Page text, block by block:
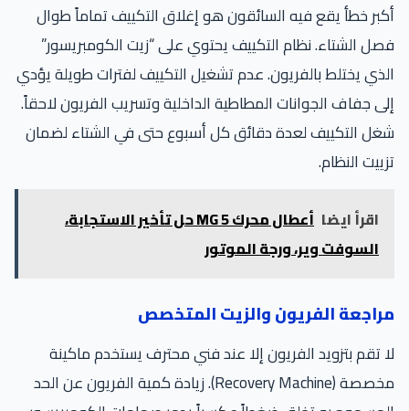
أكبر خطأ يقع فيه السائقون هو إغلاق التكييف تماماً طوال
فصل الشتاء. نظام التكييف يحتوي على “زيت الكومبريسور”
الذي يختلط بالفريون. عدم تشغيل التكييف لفترات طويلة يؤدي
إلى جفاف الجوانات المطاطية الداخلية وتسريب الفريون لاحقاً.
شغل التكييف لعدة دقائق كل أسبوع حتى في الشتاء لضمان
تزييت النظام.
اقرأ ايضا
أعطال محرك MG 5 حل تأخير الاستجابة،
السوفت وير، ورجة الموتور
مراجعة الفريون والزيت المتخصص
لا تقم بتزويد الفريون إلا عند فني محترف يستخدم ماكينة
مخصصة (Recovery Machine). زيادة كمية الفريون عن الحد